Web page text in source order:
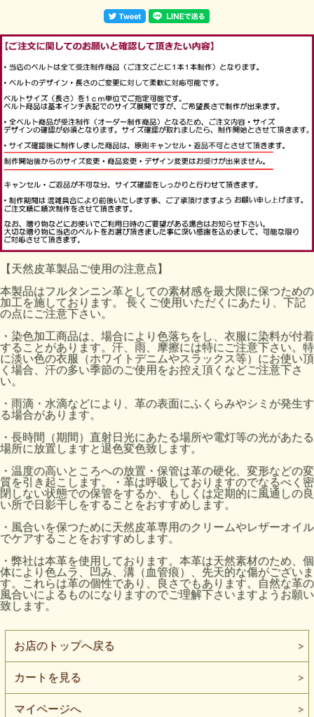
【天然皮革製品ご使用の注意点】
本製品はフルタンニン革としての素材感を最大限に保つための
加工を施しております。 長くご使用いただくにあたり、下記
の点にご注意下さい。
・染色加工商品は、場合により色落ちをし、衣服に染料が付着
することがあります。汗、雨、摩擦には特にご注意下さい。特
に淡い色の衣服（ホワイトデニムやスラックス等）にお使い頂
く場合、汗の多い季節のご使用をお控え頂くなどご注意下さ
い。
・雨滴・水滴などにより、革の表面にふくらみやシミが発生す
る場合があります。
・長時間（期間）直射日光にあたる場所や電灯等の光があたる
場所に放置しますと退色変色致します。
・温度の高いところへの放置・保管は革の硬化、変形などの変
質を引き起こします。・革は呼吸しておりますのでなるべく密
閉しない状態での保管をするか、もしくは定期的に風通しの良
い所で日影干しをすることをおすすめします。
・風合いを保つために天然皮革専用のクリームやレザーオイル
でケアすることをおすすめします。
・弊社は本革を使用しております。本革は天然素材のため、個
体により色ムラ、凹み、溝（血管痕）、先天的な傷がございま
す。これらは革の個性であり、良さでもあります。自然な革の
風合いによるものになりますのでご理解下さいますようお願い
致します。
お店のトップへ戻る
カートを見る
マイページへ